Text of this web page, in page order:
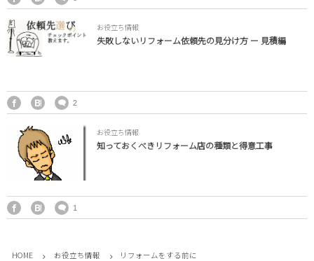
お役立ち情報
失敗しないリフォーム依頼先の見分け方 ー 見積編
2
お役立ち情報
知っておくべきリフォーム店の種類と得意工事
1
HOME お役立ち情報 リフォームをする前に